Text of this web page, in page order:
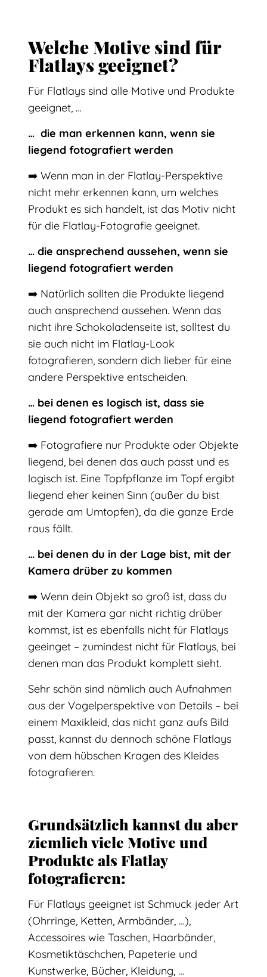
Welche Motive sind für
Flatlays geeignet?
Für Flatlays sind alle Motive und Produkte
geeignet, …
… die man erkennen kann, wenn sie
liegend fotografiert werden
➡️ Wenn man in der Flatlay-Perspektive
nicht mehr erkennen kann, um welches
Produkt es sich handelt, ist das Motiv nicht
für die Flatlay-Fotografie geeignet.
… die ansprechend aussehen, wenn sie
liegend fotografiert werden
➡️ Natürlich sollten die Produkte liegend
auch ansprechend aussehen. Wenn das
nicht ihre Schokoladenseite ist, solltest du
sie auch nicht im Flatlay-Look
fotografieren, sondern dich lieber für eine
andere Perspektive entscheiden.
… bei denen es logisch ist, dass sie
liegend fotografiert werden
➡️ Fotografiere nur Produkte oder Objekte
liegend, bei denen das auch passt und es
logisch ist. Eine Topfpflanze im Topf ergibt
liegend eher keinen Sinn (außer du bist
gerade am Umtopfen), da die ganze Erde
raus fällt.
… bei denen du in der Lage bist, mit der
Kamera drüber zu kommen
➡️ Wenn dein Objekt so groß ist, dass du
mit der Kamera gar nicht richtig drüber
kommst, ist es ebenfalls nicht für Flatlays
geeinget – zumindest nicht für Flatlays, bei
denen man das Produkt komplett sieht.
Sehr schön sind nämlich auch Aufnahmen
aus der Vogelperspektive von Details – bei
einem Maxikleid, das nicht ganz aufs Bild
passt, kannst du dennoch schöne Flatlays
von dem hübschen Kragen des Kleides
fotografieren.
Grundsätzlich kannst du aber
ziemlich viele Motive und
Produkte als Flatlay
fotografieren:
Für Flatlays geeignet ist Schmuck jeder Art
(Ohrringe, Ketten, Armbänder, …),
Accessoires wie Taschen, Haarbänder,
Kosmetiktäschchen, Papeterie und
Kunstwerke, Bücher, Kleidung, …